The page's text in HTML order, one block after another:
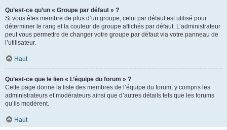
Qu’est-ce qu’un « Groupe par défaut » ?
Si vous êtes membre de plus d’un groupe, celui par défaut est utilisé pour
déterminer le rang et la couleur de groupe affichés par défaut. L’administrateur
peut vous permettre de changer votre groupe par défaut via votre panneau de
l’utilisateur.
Haut
Qu’est-ce que le lien « L’équipe du forum » ?
Cette page donne la liste des membres de l’équipe du forum, y compris les
administrateurs et modérateurs ainsi que d’autres détails tels que les forums
qu’ils modèrent.
Haut